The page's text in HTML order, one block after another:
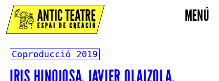
MENÚ
ANTIC TEATRE
ESPAI DE CREACIÓ
Coproducció 2019
IRIS HINOJOSA, JAVIER OLAIZOLA,